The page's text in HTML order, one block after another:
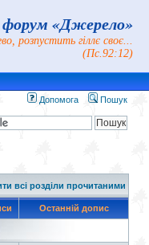
«Джерело»
розпустить гіллє своє...
(Пс.92:12)
Допомога Пошук
всі розділи прочитаними
Останній допис